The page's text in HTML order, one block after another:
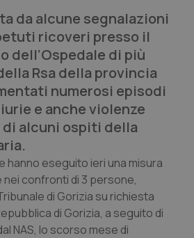
da alcune segnalazioni
ricoveri presso il
dell’Ospedale di più
Rsa della provincia
numerosi episodi
e anche violenze
alcuni ospiti della
hanno eseguito ieri una misura
confronti di 3 persone,
di Gorizia su richiesta
di Gorizia, a seguito di
NAS, lo scorso mese di